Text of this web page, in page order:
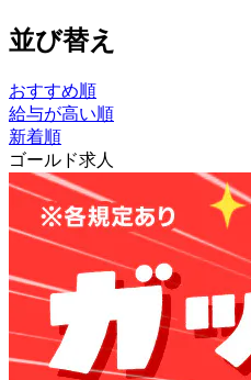
並び替え
おすすめ順
給与が高い順
新着順
ゴールド求人